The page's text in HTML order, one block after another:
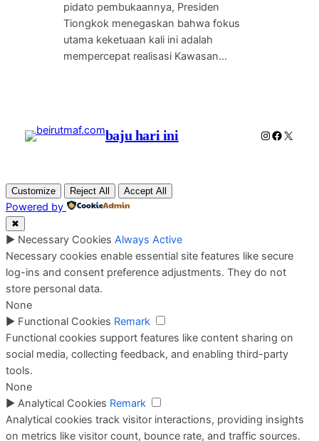
pidato pembukaannya, Presiden
Tiongkok menegaskan bahwa fokus
utama keketuaan kali ini adalah
mempercepat realisasi Kawasan…
baju hari ini Instagram
X
Customize Reject All Accept All
Powered by
✖
► Necessary Cookies Always Active
Necessary cookies enable essential site features like secure
log-ins and consent preference adjustments. They do not
store personal data.
None
► Functional Cookies Remark
Functional cookies support features like content sharing on
social media, collecting feedback, and enabling third-party
tools.
None
► Analytical Cookies Remark
Analytical cookies track visitor interactions, providing insights
on metrics like visitor count, bounce rate, and traffic sources.